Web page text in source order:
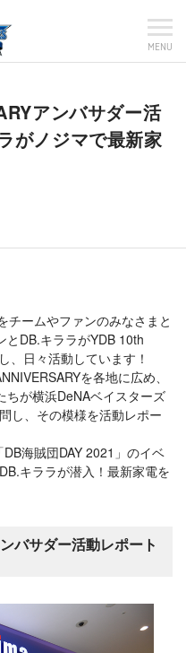
MENU
アンバサダー活
がノジマで最新家
チームやファンのみなさまと
とDB.キララがYDB 10th
、日々活動しています！
を各地に広め、
ちが横浜DeNAベイスターズ
し、その模様を活動レポー
海賊団DAY 2021」のイベ
キララが潜入！最新家電を
バサダー活動レポート